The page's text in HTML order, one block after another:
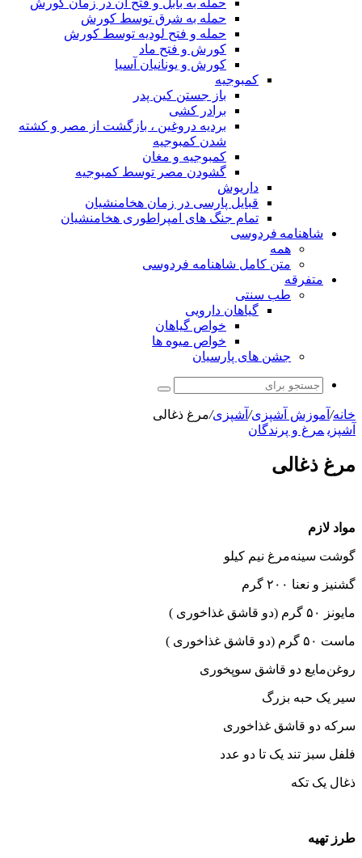
حمله به بابل و فتح آن در زمان کورش
حمله به شرق توسط کورش
حمله و فتح لودیه توسط کورش
کورش و فتح ماد
کورش و یونانیان آسیا
کمبوجیه
باز جستن کین پدر
برادر کشی
بردیه دروغین ، بازگشت از مصر و کشته
شدن کمبوجیه
کمبوجیه و مغان
گشودن مصر توسط کمبوجیه
داریوش
قبایل پارسی در زمان هخامنشیان
تمام جنگ های امپراطوری هخامنشیان
شاهنامه فردوسی
همه
متن کامل شاهنامه فردوسی
متفرقه
طب سنتی
گیاهان دارویی
خواص گیاهان
خواص میوه ها
جشن های پارسیان
جستجو
خانه/ آموزش آشپزی/ آشپزی/مرغ ذغالی
آشپزی مرغ و پرندگان
مرغ ذغالی
مواد لازم
گوشت سینه‌مرغ نیم کیلو
گشنیز و نعنا ۲۰۰ گرم
مایونز ۵۰ گرم (دو قاشق غذاخوری )
ماست ۵۰ گرم (دو قاشق غذاخوری )
روغن‌مایع دو قاشق سوپخوری
سیر یک حبه بزرگ
سرکه دو قاشق غذاخوری
فلفل سبز تند یک تا دو عدد
ذغال یک تکه
طرز تهیه